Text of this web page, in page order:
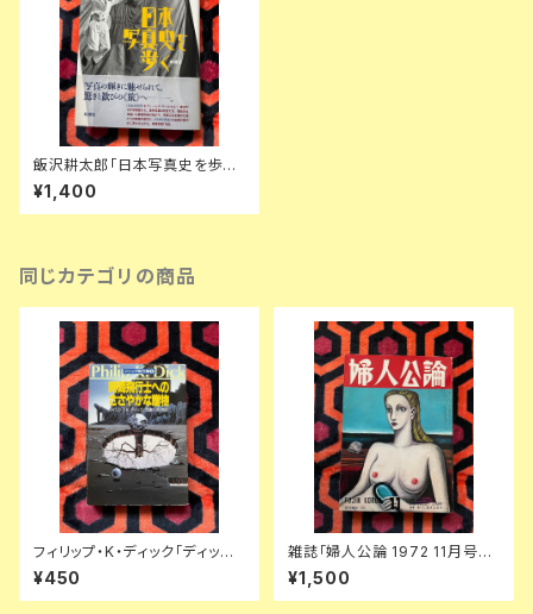
飯沢耕太郎「日本写真史を歩く」
初版 帯付き 新潮社 安井仲治
植田正治 萩原朔太郎 芸術新潮
¥1,400
同じカテゴリの商品
フィリップ・K・ディック「ディック
傑作集② 時間飛行士へのささ
やかな贈物」浅倉久志・他訳 ハ
ヤカワSF文庫 早川書房
¥450
雑誌「婦人公論 1972 11月号」
表紙:金子國義 中央公論社 澁澤
龍彦 ダリ 後藤明生 倉橋由美子
中野良子
¥1,500